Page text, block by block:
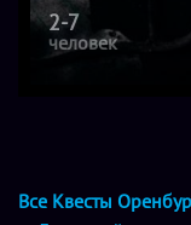
2-7
человек
Все Квесты